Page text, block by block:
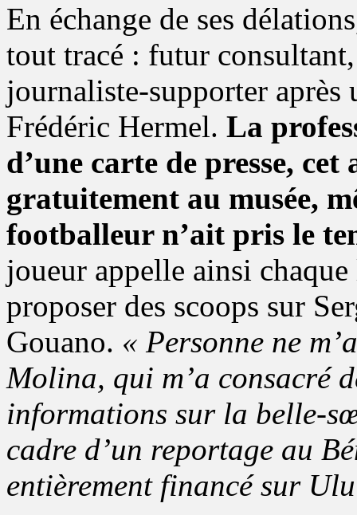
En échange de ses
tout tracé : futur
journaliste-supporter après
Frédéric Hermel. La
d’une carte de presse,
gratuitement au musée,
footballeur n’ait pris le
joueur appelle ainsi
proposer des scoops sur
Gouano. « Personne ne
Molina, qui m’a consacré
informations sur la belle-
cadre d’un reportage au
entièrement financé sur